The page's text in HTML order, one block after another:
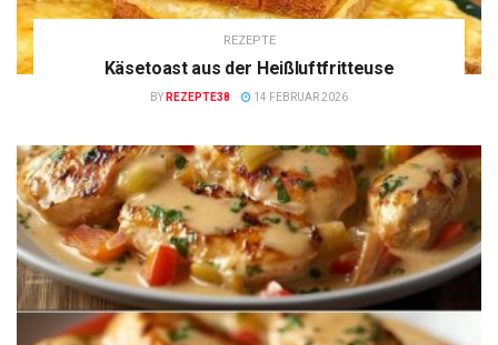
REZEPTE
Käsetoast aus der Heißluftfritteuse
BY REZEPTE38 14 FEBRUAR 2026